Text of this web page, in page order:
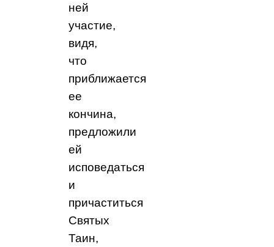
ней
участие,
видя,
что
приближается
ее
кончина,
предложили
ей
исповедаться
и
причаститься
Святых
Таин,